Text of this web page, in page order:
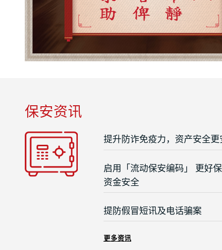
保安资讯
提升防诈免疫力，资产安全更
启用「流动保安编码」 更好
资金安全
提防假冒短讯及电话骗案
更多资讯